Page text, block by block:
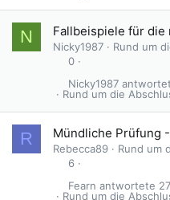
N Fallbeispiele für die
Nicky1987
Rund um
0
Rund um die
Nicky1987
R Mündliche Prüfung
Rebecca89
Rund um
6
Rund um die
Fearn